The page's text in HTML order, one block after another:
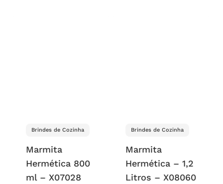
Brindes de Cozinha
Marmita
Hermética 800
ml – X07028
Brindes de Cozinha
Marmita
Hermética – 1,2
Litros – X08060